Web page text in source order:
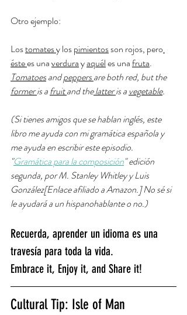
Otro ejemplo:
Los tomates y los pimientos son rojos, pero
éste es una verdura y aquél es una fruta.
Tomatoes and peppers are both red, but the
former is a fruit and the latter is a vegetable.
(Si tienes amigos que se hablan inglés, este
libro me ayuda con mi gramática española y
me ayuda en escribir este episodio.
"Gramática para la composición" edición
segunda, por M. Stanley Whitley y Luis
González[Enlace afiliado a Amazon.] No sé si
le ayudará a un hispanohablante o no.)
Recuerda, aprender un idioma es una
travesía para toda la vida.
Embrace it, Enjoy it, and Share it!
Cultural Tip: Isle of Man